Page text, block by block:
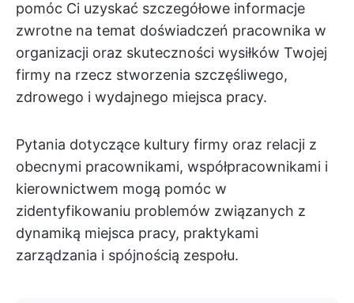
pomóc Ci uzyskać szczegółowe informacje
zwrotne na temat doświadczeń pracownika w
organizacji oraz skuteczności wysiłków Twojej
firmy na rzecz stworzenia szczęśliwego,
zdrowego i wydajnego miejsca pracy.
Pytania dotyczące kultury firmy oraz relacji z
obecnymi pracownikami, współpracownikami i
kierownictwem mogą pomóc w
zidentyfikowaniu problemów związanych z
dynamiką miejsca pracy, praktykami
zarządzania i spójnością zespołu.